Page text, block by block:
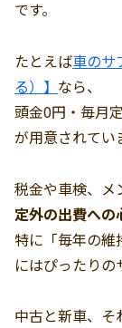
です。
たとえば車のサ
る）】 なら、
頭金0円・毎月
が用意されてい
税金や車検、メ
定外の出費への
特に「毎年の
にはぴったりの
中古と新車、そ